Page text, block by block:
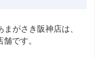
がさき阪神店は、
です。